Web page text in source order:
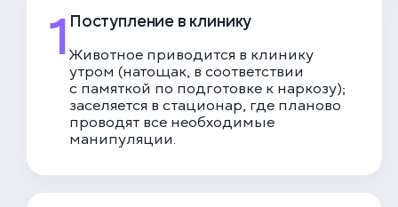
1 Поступление в клинику
Животное приводится в клинику
утром (натощак, в соответствии
с памяткой по подготовке к наркозу);
заселяется в стационар, где планово
проводят все необходимые
манипуляции.